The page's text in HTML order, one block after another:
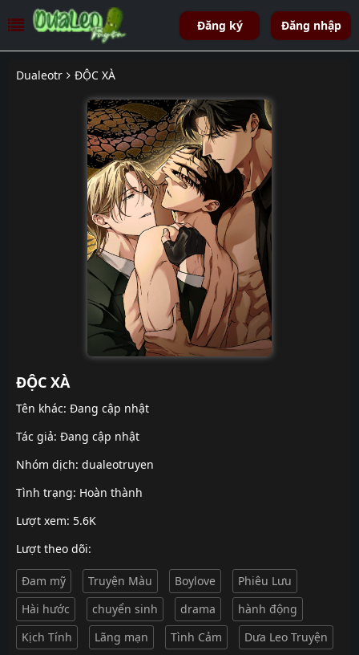
Đăng ký Đăng nhập
Dualeotr ĐỘC XÀ
ĐỘC XÀ
Tên khác: Đang cập nhật
Tác giả: Đang cập nhật
Nhóm dịch: dualeotruyen
Tình trạng: Hoàn thành
Lượt xem: 5.6K
Lượt theo dõi:
Đam mỹ Truyện Màu Boylove
Phiêu Lưu
Hài hước
chuyển sinh drama
hành động
Kịch Tính
Lãng mạn Tình Cảm Dưa Leo Truyện